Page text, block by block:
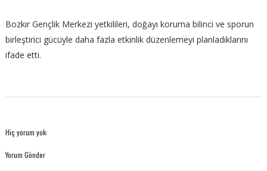
Bozkır Gençlik Merkezi yetkilileri, doğayı koruma bilinci ve sporun
birleştirici gücüyle daha fazla etkinlik düzenlemeyi planladıklarını
ifade etti.
Hiç yorum yok:
Yorum Gönder